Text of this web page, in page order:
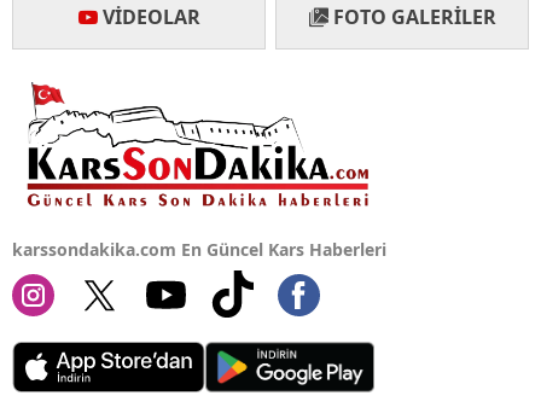
Ardahan
VIDEOLAR FOTO GALERILER
karssondakika.com En Güncel Kars Haberleri